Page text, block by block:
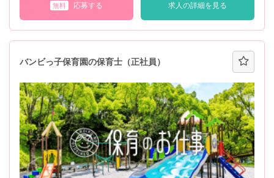
無料 応募する 求人の詳細を見る
バンビっ子保育園の保育士（正社員）